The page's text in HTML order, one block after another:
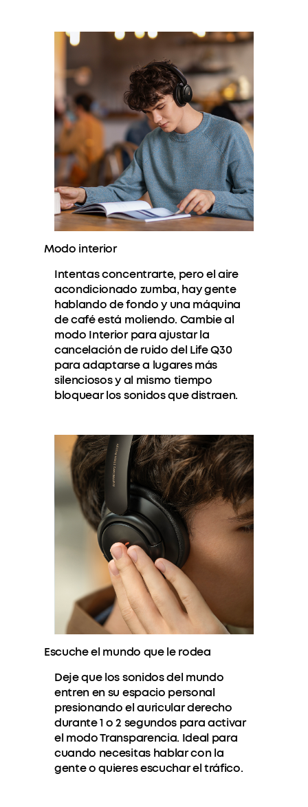
Modo interior
Intentas concentrarte, pero el aire
acondicionado zumba, hay gente
hablando de fondo y una máquina
de café está moliendo. Cambie al
modo Interior para ajustar la
cancelación de ruido del Life Q30
para adaptarse a lugares más
silenciosos y al mismo tiempo
bloquear los sonidos que distraen.
Escuche el mundo que le rodea
Deje que los sonidos del mundo
entren en su espacio personal
presionando el auricular derecho
durante 1 o 2 segundos para activar
el modo Transparencia. Ideal para
cuando necesitas hablar con la
gente o quieres escuchar el tráfico.